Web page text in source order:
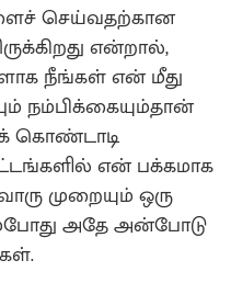
செய்வதற்கான
என்றால்,
நீங்கள் என் மீது
நம்பிக்கையும்தான்
கொண்டாடி
என் பக்கமாக
முறையும் ஒரு
அதே அன்போடு